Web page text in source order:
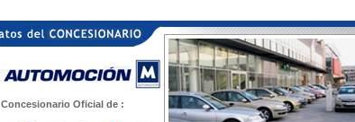
Concesionario Oficial de :